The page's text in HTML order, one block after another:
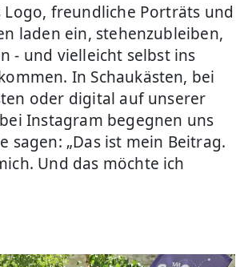
Logo, freundliche Porträts und
laden ein, stehenzubleiben,
- und vielleicht selbst ins
In Schaukästen, bei
oder digital auf unserer
Instagram begegnen uns
sagen: „Das ist mein Beitrag.
Und das möchte ich